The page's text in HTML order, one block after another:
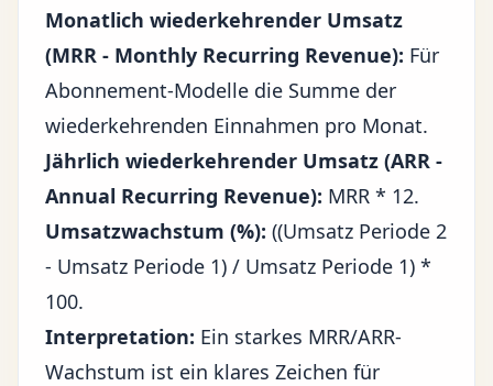
Monatlich wiederkehrender Umsatz
(MRR - Monthly Recurring Revenue): Für
Abonnement-Modelle die Summe der
wiederkehrenden Einnahmen pro Monat.
Jährlich wiederkehrender Umsatz (ARR -
Annual Recurring Revenue): MRR * 12.
Umsatzwachstum (%): ((Umsatz Periode 2
- Umsatz Periode 1) / Umsatz Periode 1) *
100.
Interpretation: Ein starkes MRR/ARR-
Wachstum ist ein klares Zeichen für